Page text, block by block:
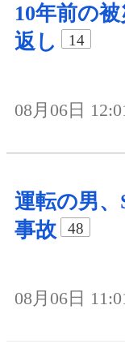
10年前の
返し
14
08月06日
運転の男、
事故
48
08月06日